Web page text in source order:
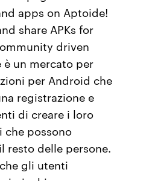
apps on Aptoide!
share APKs for
driven
un mercato per
per Android che
registrazione e
di creare i loro
che possono
resto delle persone.
gli utenti